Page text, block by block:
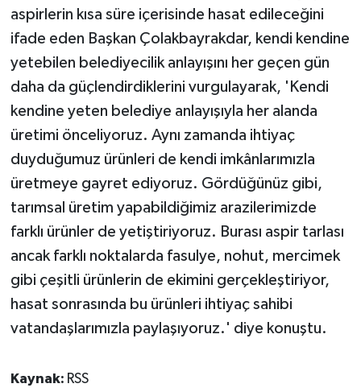
aspirlerin kısa süre içerisinde hasat edileceğini
ifade eden Başkan Çolakbayrakdar, kendi kendine
yetebilen belediyecilik anlayışını her geçen gün
daha da güçlendirdiklerini vurgulayarak, 'Kendi
kendine yeten belediye anlayışıyla her alanda
üretimi önceliyoruz. Aynı zamanda ihtiyaç
duyduğumuz ürünleri de kendi imkânlarımızla
üretmeye gayret ediyoruz. Gördüğünüz gibi,
tarımsal üretim yapabildiğimiz arazilerimizde
farklı ürünler de yetiştiriyoruz. Burası aspir tarlası
ancak farklı noktalarda fasulye, nohut, mercimek
gibi çeşitli ürünlerin de ekimini gerçekleştiriyor,
hasat sonrasında bu ürünleri ihtiyaç sahibi
vatandaşlarımızla paylaşıyoruz.' diye konuştu.
Kaynak: RSS